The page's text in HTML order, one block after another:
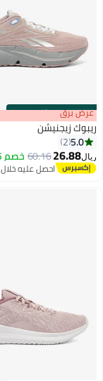
00m:00s
·باقي 100% عرض برق
ريبوك زيجنيشن
5.0
2
ريال26.88
60.16خصم 55%
احصل عليه خلال